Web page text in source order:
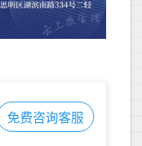
免费咨询客服